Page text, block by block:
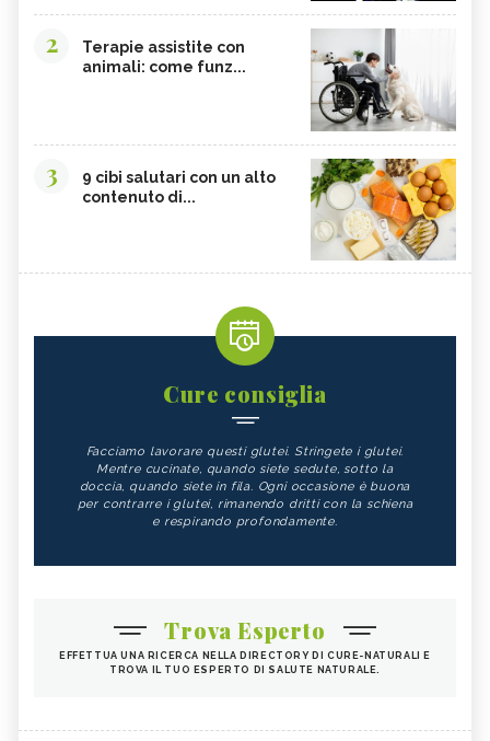
2
Terapie assistite con
animali: come funz...
3
9 cibi salutari con un alto
contenuto di...
Cure consiglia
Facciamo lavorare questi glutei. Stringete i glutei.
Mentre cucinate, quando siete sedute, sotto la
doccia, quando siete in fila. Ogni occasione è buona
per contrarre i glutei, rimanendo dritti con la schiena
e respirando profondamente.
Trova Esperto
EFFETTUA UNA RICERCA NELLA DIRECTORY DI CURE-NATURALI E
TROVA IL TUO ESPERTO DI SALUTE NATURALE.